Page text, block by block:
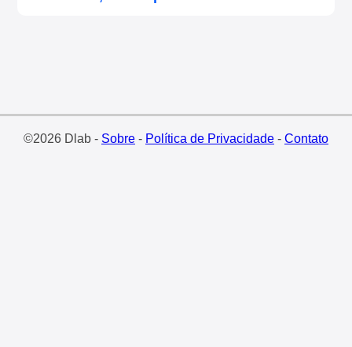
©2026 Dlab - Sobre- Política de Privacidade- Contato